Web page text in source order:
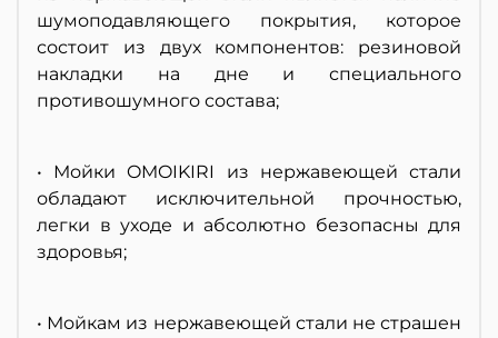
шумоподавляющего покрытия, которое
состоит из двух компонентов: резиновой
накладки на дне и специального
противошумного состава;
• Мойки OMOIKIRI из нержавеющей стали
обладают исключительной прочностью,
легки в уходе и абсолютно безопасны для
здоровья;
• Мойкам из нержавеющей стали не страшен